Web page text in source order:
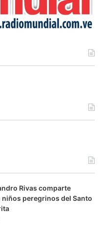
Rivas comparte
peregrinos del Santo